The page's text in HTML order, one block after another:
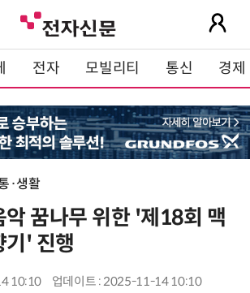
전자 모빌리티 통신 경제
·생활
악 꿈나무 위한 '제18회 맥
기' 진행
10:10 업데이트 : 2025-11-14 10:10